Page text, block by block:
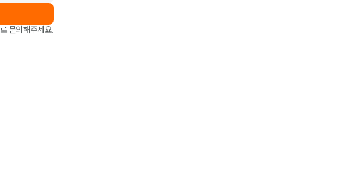
로 문의해주세요.